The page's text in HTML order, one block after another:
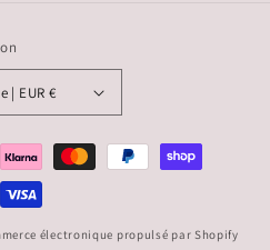
France | EUR €
électronique propulsé par Shopify